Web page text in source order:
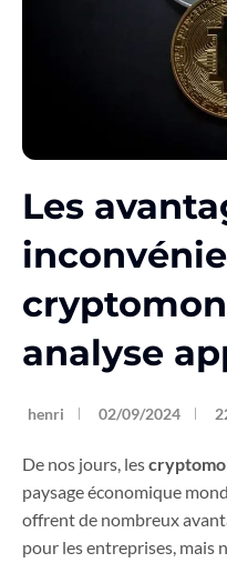
Les
analyse
henri 02/09/2024
De nos jours, les
paysage économique
offrent de nombreux
pour les entreprises, mais